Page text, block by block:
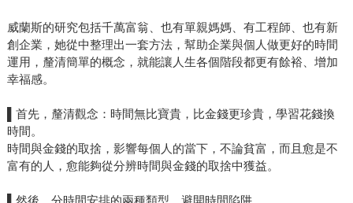
威蘭斯的研究包括千萬富翁、也有單親媽媽、有工程師、也有新
創企業，她從中整理出一套方法，幫助企業與個人做更好的時間
運用，釐清簡單的概念，就能讓人生各個階段都更有餘裕、增加
幸福感。
▌首先，釐清觀念：時間無比寶貴，比金錢更珍貴，學習花錢換
時間。
時間與金錢的取捨，影響每個人的當下，不論貧富，而且愈是不
富有的人，愈能夠從分辨時間與金錢的取捨中獲益。
▌然後，分時間安排的兩種類型，避開時間陷阱。